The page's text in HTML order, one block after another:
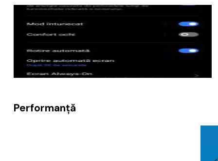
Performanță